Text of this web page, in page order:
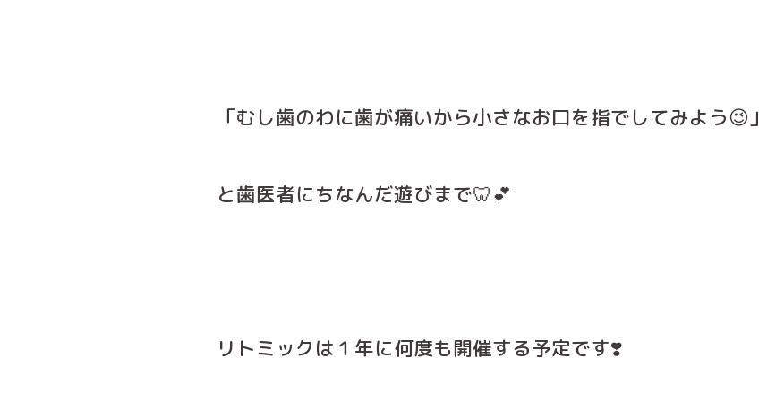
「むし歯のわに歯が痛いから小さなお口を指でしてみよう😉」
と歯医者にちなんだ遊びまで🦷💕
リトミックは１年に何度も開催する予定です❣️